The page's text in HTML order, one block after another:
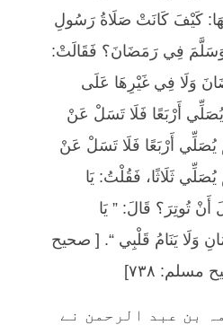
كَيْفَ كَانَتْ صَلَاةُ رَسُولِ
وَسَلَّمَ فِي رَمَضَانَ؟ فَقَالَتْ:
وَلَا فِي غَيْرِهَا عَلَى
أَرْبَعًا فَلَا تَسَلْ عَنْ
أَرْبَعًا فَلَا تَسَلْ عَنْ
ثَلَاثًا، فَقُلْتُ: يَا
أَنْ تُوتِرَ؟ قَالَ: ” يَا
وَلَا يَنَامُ قَلْبِي “. [ صحيح
بن عبد الرحمن نے